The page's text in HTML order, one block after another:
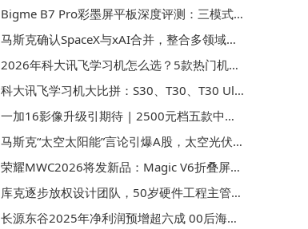
Bigme B7 Pro彩墨屏平板深度评测：三模式切换+4G通话 实力诠释旗舰新标杆
马斯克确认SpaceX与xAI合并，整合多领域技术估值或达1.25万亿美元
2026年科大讯飞学习机怎么选？5款热门机型评测，为孩子找到专属学习好帮手
科大讯飞学习机大比拼：S30、T30、T30 Ultra，AI精准学谁更胜一筹？
一加16影像升级引期待 | 2500元档五款中端新机配置价格大比拼
马斯克“太空太阳能”言论引爆A股，太空光伏成新风口，万亿市场待掘金
荣耀MWC2026将发新品：Magic V6折叠屏续航破局，ROBOT PHONE开启智能新形态
库克逐步放权设计团队，50岁硬件工程主管特努斯成苹果接班热门人选
长源东谷2025年净利润预增超六成 00后海归硕士李易轩履新副董事长